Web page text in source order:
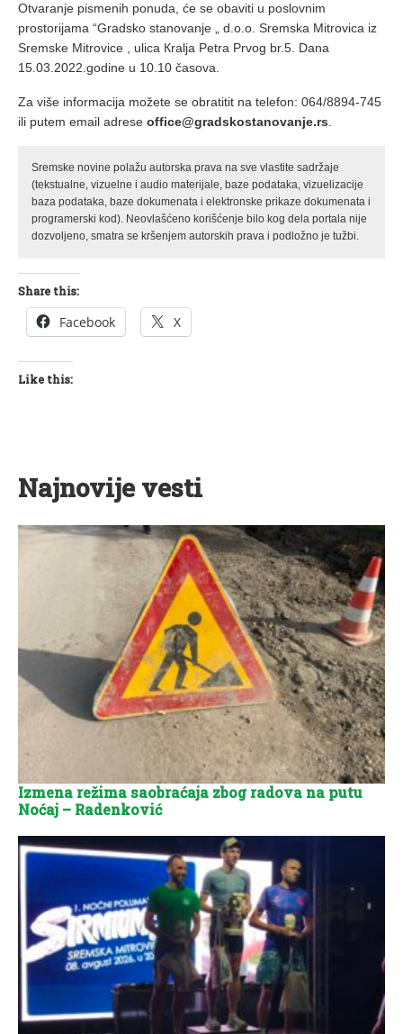
Otvaranje pismenih ponuda, će se obaviti u poslovnim
prostorijama “Gradsko stanovanje „ d.o.o. Sremska Mitrovica iz
Sremske Mitrovice , ulica Кralja Petra Prvog br.5. Dana
15.03.2022.godine u 10.10 časova.
Za više informacija možete se obratitit na telefon: 064/8894-745
ili putem email adrese office@gradskostanovanje.rs
Sremske novine polažu autorska prava na sve vlastite sadržaje
(tekstualne, vizuelne i audio materijale, baze podataka, vizuelizacije
baza podataka, baze dokumenata i elektronske prikaze dokumenata i
programerski kod). Neovlašćeno korišćenje bilo kog dela portala nije
dozvoljeno, smatra se kršenjem autorskih prava i podložno je tužbi.
Share this:
Facebook X
Like this:
Najnovije vesti
Izmena režima saobraćaja zbog radova na putu
Noćaj – Radenković